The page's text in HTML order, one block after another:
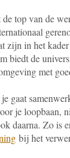
top van de
zijn in het
biedt de
met
gaat
je loopbaan,
daarna. Zo is
bij het